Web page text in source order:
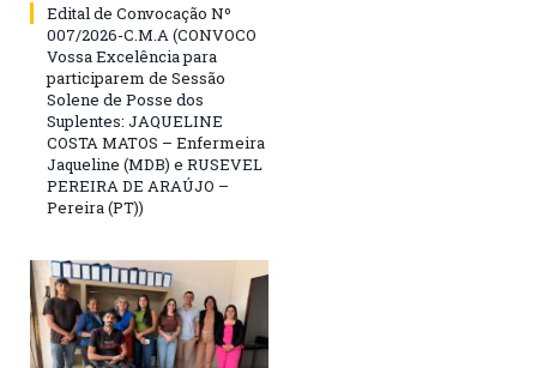
Edital de Convocação Nº
007/2026-C.M.A (CONVOCO
Vossa Excelência para
participarem de Sessão
Solene de Posse dos
Suplentes: JAQUELINE
COSTA MATOS – Enfermeira
Jaqueline (MDB) e RUSEVEL
PEREIRA DE ARAÚJO –
Pereira (PT))